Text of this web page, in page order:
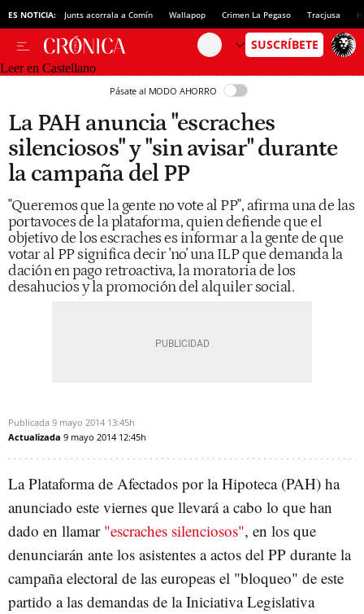
ES NOTICIA: Junts acorrala a Comín Wallapop Crimen La Pegaso Tracjusa
Leer en Castellano
Pásate al MODO AHORRO
La PAH anuncia "escraches
silenciosos" y "sin avisar" durante
la campaña del PP
"Queremos que la gente no vote al PP", afirma una de las
portavoces de la plataforma, quien defiende que el
objetivo de los escraches es informar a la gente de que
votar al PP significa decir 'no' una ILP que demanda la
dación en pago retroactiva, la moratoria de los
desahucios y la promoción del alquiler social.
Publicada 9 mayo 2014 13:45h
Actualizada 9 mayo 2014 12:45h
La Plataforma de Afectados por la Hipoteca (PAH) ha
anunciado este viernes que llevará a cabo lo que han
dado en llamar "escraches silenciosos", en los que
denunciarán ante los asistentes a actos del PP durante la
campaña electoral de las europeas el "bloqueo" de este
partido a las demandas de la Iniciativa Legislativa